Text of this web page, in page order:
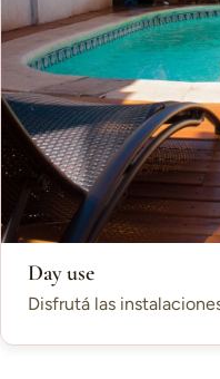
Day use
Disfrutá las